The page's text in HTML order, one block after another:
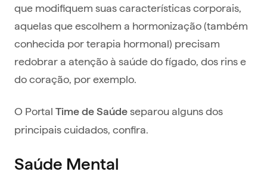
que modifiquem suas características corporais,
aquelas que escolhem a hormonização (também
conhecida por terapia hormonal) precisam
redobrar a atenção à saúde do fígado, dos rins e
do coração, por exemplo.
O Portal Time de Saúde separou alguns dos
principais cuidados, confira.
Saúde Mental